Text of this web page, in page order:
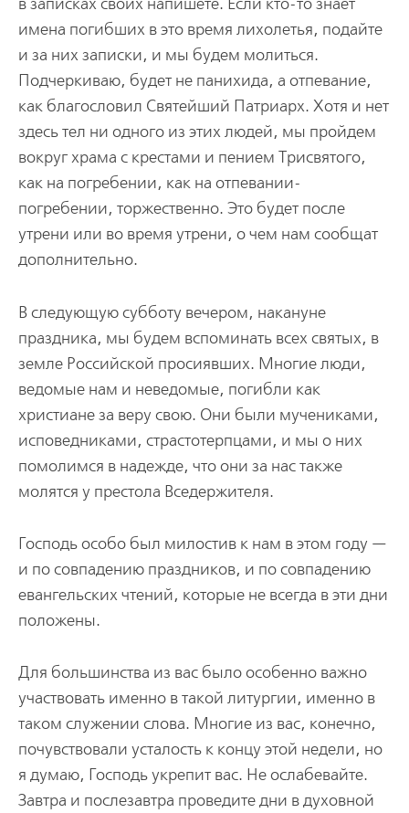
в записках своих напишете. Если кто-то знает
имена погибших в это время лихолетья, подайте
и за них записки, и мы будем молиться.
Подчеркиваю, будет не панихида, а отпевание,
как благословил Святейший Патриарх. Хотя и нет
здесь тел ни одного из этих людей, мы пройдем
вокруг храма с крестами и пением Трисвятого,
как на погребении, как на отпевании-
погребении, торжественно. Это будет после
утрени или во время утрени, о чем нам сообщат
дополнительно.
В следующую субботу вечером, накануне
праздника, мы будем вспоминать всех святых, в
земле Российской просиявших. Многие люди,
ведомые нам и неведомые, погибли как
христиане за веру свою. Они были мучениками,
исповедниками, страстотерпцами, и мы о них
помолимся в надежде, что они за нас также
молятся у престола Вседержителя.
Господь особо был милостив к нам в этом году —
и по совпадению праздников, и по совпадению
евангельских чтений, которые не всегда в эти дни
положены.
Для большинства из вас было особенно важно
участвовать именно в такой литургии, именно в
таком служении слова. Многие из вас, конечно,
почувствовали усталость к концу этой недели, но
я думаю, Господь укрепит вас. Не ослабевайте.
Завтра и послезавтра проведите дни в духовной